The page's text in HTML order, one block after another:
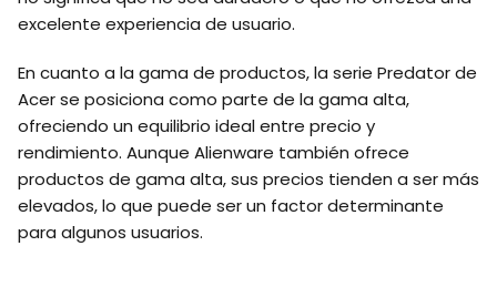
excelente experiencia de usuario.
En cuanto a la gama de productos, la serie Predator de
Acer se posiciona como parte de la gama alta,
ofreciendo un equilibrio ideal entre precio y
rendimiento. Aunque Alienware también ofrece
productos de gama alta, sus precios tienden a ser más
elevados, lo que puede ser un factor determinante
para algunos usuarios.